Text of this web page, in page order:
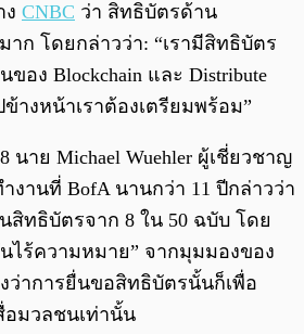
ง CNBC ว่า สิทธิบัตรด้าน
าก โดยกล่าวว่า: “เรามีสิทธิบัตร
อง Blockchain และ Distribute
ข้างหน้าเราต้องเตรียมพร้อม”
นาย Michael Wuehler ผู้เชี่ยวชาญ
ำงานที่ BofA นานกว่า 11 ปีกล่าวว่า
สิทธิบัตรจาก 8 ใน 50 ฉบับ โดย
ไร้ความหมาย” จากมุมมองของ
งว่าการยื่นขอสิทธิบัตรนั้นก็เพื่อ
มวลชนเท่านั้น